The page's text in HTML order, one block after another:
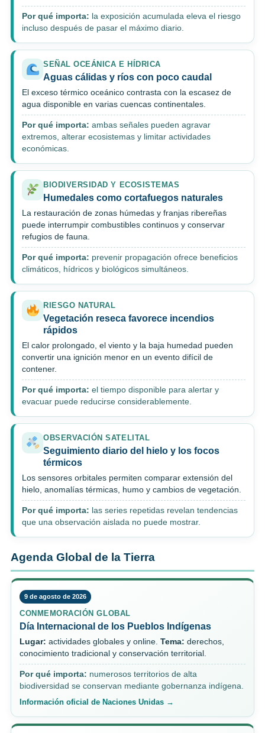
Por qué importa: la exposición acumulada eleva el riesgo
incluso después de pasar el máximo diario.
SEÑAL OCEÁNICA E HÍDRICA
Aguas cálidas y ríos con poco caudal
El exceso térmico oceánico contrasta con la escasez de
agua disponible en varias cuencas continentales.
Por qué importa: ambas señales pueden agravar
extremos, alterar ecosistemas y limitar actividades
económicas.
BIODIVERSIDAD Y ECOSISTEMAS
Humedales como cortafuegos naturales
La restauración de zonas húmedas y franjas ribereñas
puede interrumpir combustibles continuos y conservar
refugios de fauna.
Por qué importa: prevenir propagación ofrece beneficios
climáticos, hídricos y biológicos simultáneos.
RIESGO NATURAL
Vegetación reseca favorece incendios
rápidos
El calor prolongado, el viento y la baja humedad pueden
convertir una ignición menor en un evento difícil de
contener.
Por qué importa: el tiempo disponible para alertar y
evacuar puede reducirse considerablemente.
OBSERVACIÓN SATELITAL
Seguimiento diario del hielo y los focos
térmicos
Los sensores orbitales permiten comparar extensión del
hielo, anomalías térmicas, humo y cambios de vegetación.
Por qué importa: las series repetidas revelan tendencias
que una observación aislada no puede mostrar.
Agenda Global de la Tierra
9 de agosto de 2026
CONMEMORACIÓN GLOBAL
Día Internacional de los Pueblos Indígenas
Lugar: actividades globales y online. Tema: derechos,
conocimiento tradicional y conservación territorial.
Por qué importa: numerosos territorios de alta
biodiversidad se conservan mediante gobernanza indígena.
Información oficial de Naciones Unidas →